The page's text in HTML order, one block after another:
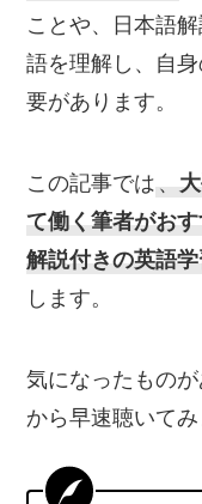
ことや、日本語
語を理解し、自
要があります。
この記事では 、
て働く筆者がお
解説付きの英語
します。
気になったもの
から早速聴いてみ